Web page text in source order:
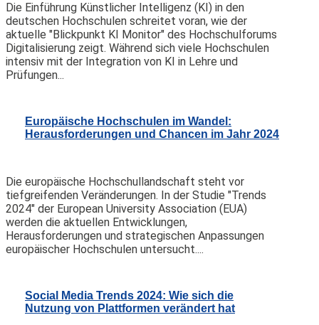
Die Einführung Künstlicher Intelligenz (KI) in den
deutschen Hochschulen schreitet voran, wie der
aktuelle "Blickpunkt KI Monitor" des Hochschulforums
Digitalisierung zeigt. Während sich viele Hochschulen
intensiv mit der Integration von KI in Lehre und
Prüfungen...
Europäische Hochschulen im Wandel:
Herausforderungen und Chancen im Jahr 2024
Die europäische Hochschullandschaft steht vor
tiefgreifenden Veränderungen. In der Studie "Trends
2024" der European University Association (EUA)
werden die aktuellen Entwicklungen,
Herausforderungen und strategischen Anpassungen
europäischer Hochschulen untersucht....
Social Media Trends 2024: Wie sich die
Nutzung von Plattformen verändert hat